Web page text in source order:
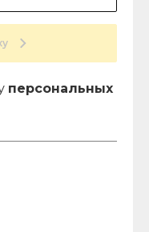
персональных